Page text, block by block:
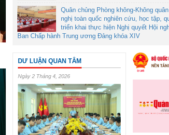
Quân chủng Phòng không-Không
nghị toàn quốc nghiên cứu, học tập,
triển khai thực hiện Nghị quyết Hội
Ban Chấp hành Trung ương Đảng khóa XIV
DƯ LUẬN QUAN TÂM
Ngày 2 Tháng 4, 2026